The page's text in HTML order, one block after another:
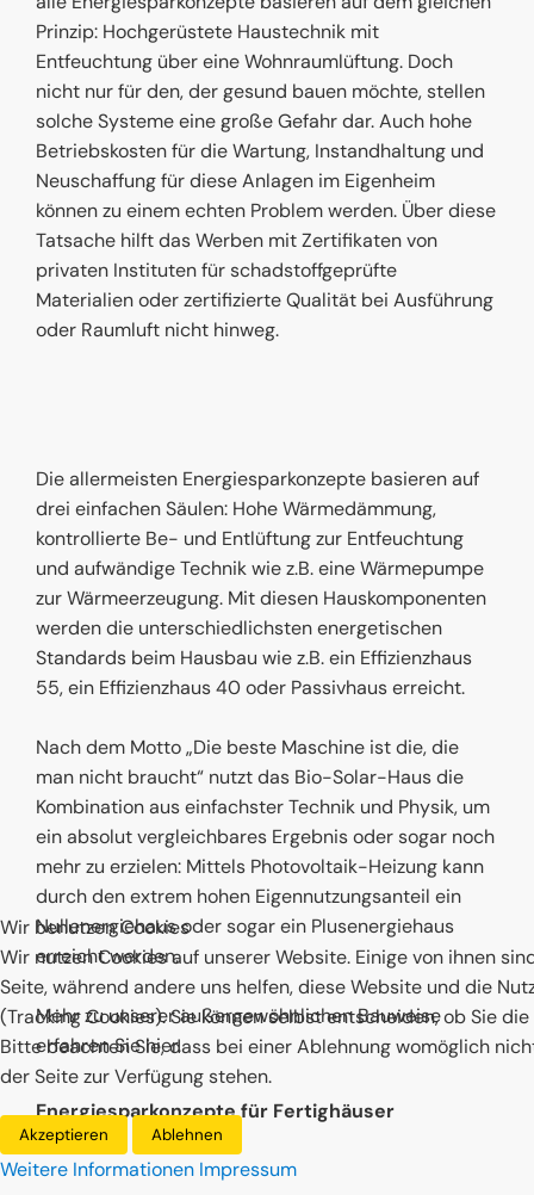
Prinzip: Hochgerüstete Haustechnik mit
Entfeuchtung über eine Wohnraumlüftung. Doch
nicht nur für den, der gesund bauen möchte, stellen
solche Systeme eine große Gefahr dar. Auch hohe
Betriebskosten für die Wartung, Instandhaltung und
Neuschaffung für diese Anlagen im Eigenheim
können zu einem echten Problem werden. Über diese
Tatsache hilft das Werben mit Zertifikaten von
privaten Instituten für schadstoffgeprüfte
Materialien oder zertifizierte Qualität bei Ausführung
oder Raumluft nicht hinweg.
Die allermeisten Energiesparkonzepte basieren auf
drei einfachen Säulen: Hohe Wärmedämmung,
kontrollierte Be- und Entlüftung zur Entfeuchtung
und aufwändige Technik wie z.B. eine Wärmepumpe
zur Wärmeerzeugung. Mit diesen Hauskomponenten
werden die unterschiedlichsten energetischen
Standards beim Hausbau wie z.B. ein Effizienzhaus
55, ein Effizienzhaus 40 oder Passivhaus erreicht.
Nach dem Motto „Die beste Maschine ist die, die
man nicht braucht“ nutzt das Bio-Solar-Haus die
Kombination aus einfachster Technik und Physik, um
ein absolut vergleichbares Ergebnis oder sogar noch
mehr zu erzielen: Mittels Photovoltaik-Heizung kann
durch den extrem hohen Eigennutzungsanteil ein
Nullenergiehaus oder sogar ein Plusenergiehaus
erreicht werden.
Mehr zu unserer außergewöhnlichen Bauweise
erfahren Sie hier.
Energiesparkonzepte für Fertighäuser
Wir benutzen Cookies
Wir nutzen Cookies auf unserer Website. Einige von ihnen
Seite, während andere uns helfen, diese Website und die
(Tracking Cookies). Sie können selbst entscheiden, ob Sie
Bitte beachten Sie, dass bei einer Ablehnung womöglich
der Seite zur Verfügung stehen.
Akzeptieren Ablehnen
Weitere Informationen Impressum